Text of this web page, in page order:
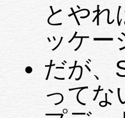
とやれ
ッケー
だが、
ってな